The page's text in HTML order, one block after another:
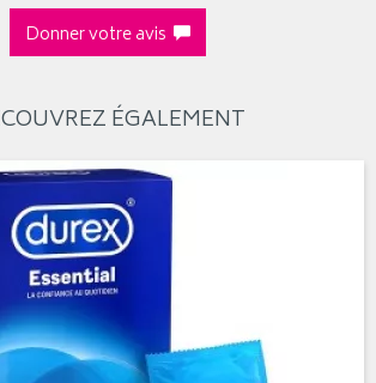
Donner votre avis
ÉGALEMENT